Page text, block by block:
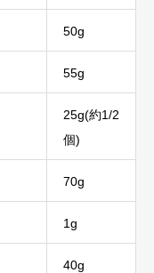
50g
55g
25g(約1/2
個)
70g
1g
40g